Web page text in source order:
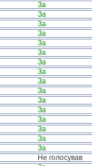
За
За
За
За
За
За
За
За
За
За
За
За
За
За
За
За
Не голосував